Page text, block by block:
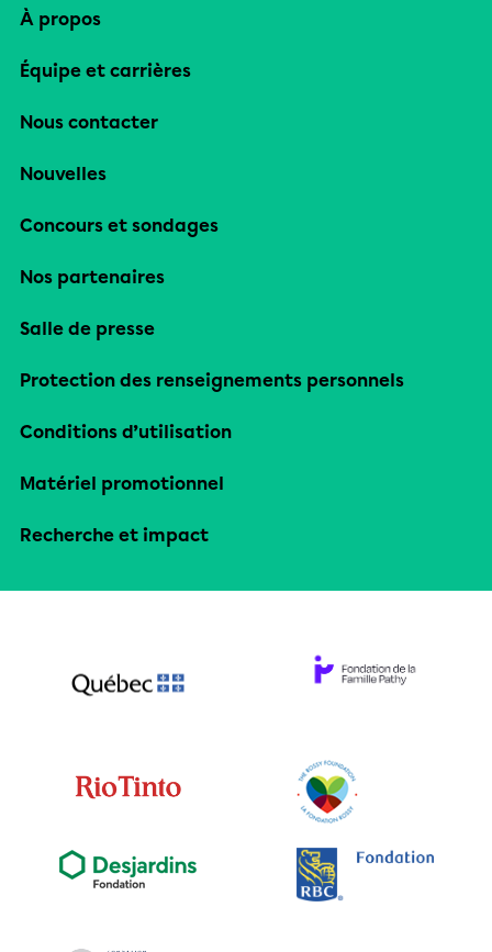
À propos
Équipe et carrières
Nous contacter
Nouvelles
Concours et sondages
Nos partenaires
Salle de presse
Protection des renseignements personnels
Conditions d’utilisation
Matériel promotionnel
Recherche et impact